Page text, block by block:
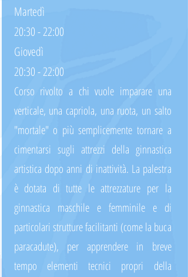
Martedì
20:30 - 22:00
Giovedì
20:30 - 22:00
Corso rivolto a chi vuole imparare una
verticale, una capriola, una ruota, un salto
"mortale" o più semplicemente tornare a
cimentarsi sugli attrezzi della ginnastica
artistica dopo anni di inattività. La palestra
è dotata di tutte le attrezzature per la
ginnastica maschile e femminile e di
particolari strutture facilitanti (come la buca
paracadute), per apprendere in breve
tempo elementi tecnici propri della